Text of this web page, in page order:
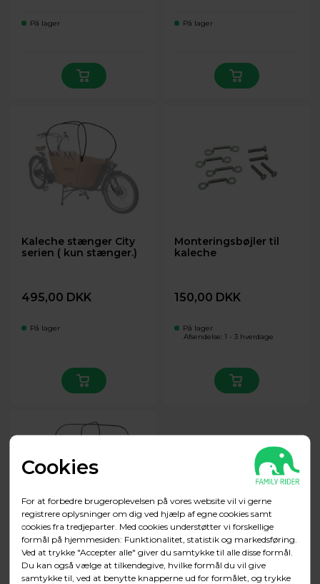
Cookies
For at forbedre brugeroplevelsen på vores website vil vi gerne
registrere oplysninger om dig ved hjælp af egne cookies samt
cookies fra tredjeparter. Med cookies understøtter vi forskellige
formål på hjemmesiden: Funktionalitet, statistik og markedsføring.
Ved at trykke "Accepter alle" giver du samtykke til alle disse formål.
Du kan også vælge at tilkendegive, hvilke formål du vil give
samtykke til, ved at benytte knapperne ud for formålet, og trykke
På lager På lager
Kaleche stænger City
serien ( kun stænger.)
495,00 DKK
På lager
Monteringsbøjler til
kaleche
150,00 DKK
På lager
Afsendelse: 1 - 3 hverdage
Kaleche stænger BIG
serien ( kun stænger.)